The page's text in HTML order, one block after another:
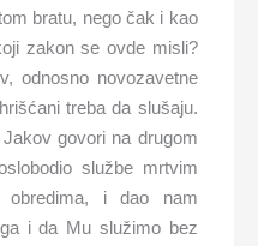
bratu, nego čak i kao
zakon se ovde misli?
odnosno novozavetne
treba da slušaju.
govori na drugom
službe mrtvim
obredima, i dao nam
i da Mu služimo bez